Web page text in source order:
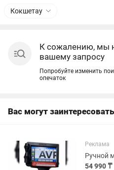
Кокшетау
К сожалению, мы
вашему запросу
Попробуйте изменить
опечаток
Вас могут заинтересовать
Реклама
54 990 ₸